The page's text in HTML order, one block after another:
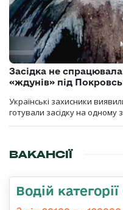
Засідка не
«ждунів» під
Українські захисники
готували засідку на одному
ВАКАНСІЇ
Водій категорії